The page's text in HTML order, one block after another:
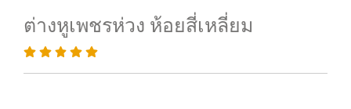
ต่างหูเพชรห่วง ห้อยสี่เหลี่ยม